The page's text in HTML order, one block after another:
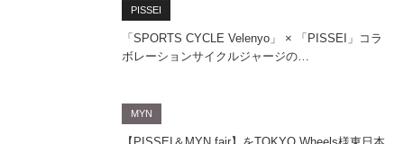
PISSEI
「SPORTS CYCLE Velenyo」 × 「PISSEI」コラ
ボレーションサイクルジャージの…
MYN